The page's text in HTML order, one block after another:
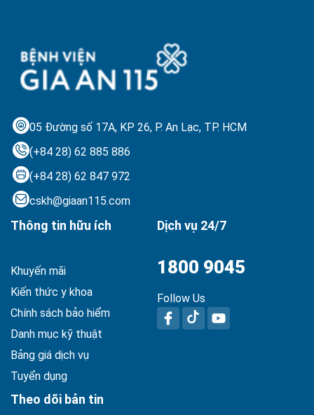
05 Đường số 17A, KP 26, P. An Lạc, TP. HCM
(+84 28) 62 885 886
(+84 28) 62 847 972
cskh@giaan115.com
Thông tin hữu ích
Khuyến mãi
Kiến thức y khoa
Chính sách bảo hiểm
Danh mục kỹ thuật
Bảng giá dịch vụ
Tuyển dụng
Dịch vụ 24/7
1800 9045
Follow Us
Theo dõi bản tin